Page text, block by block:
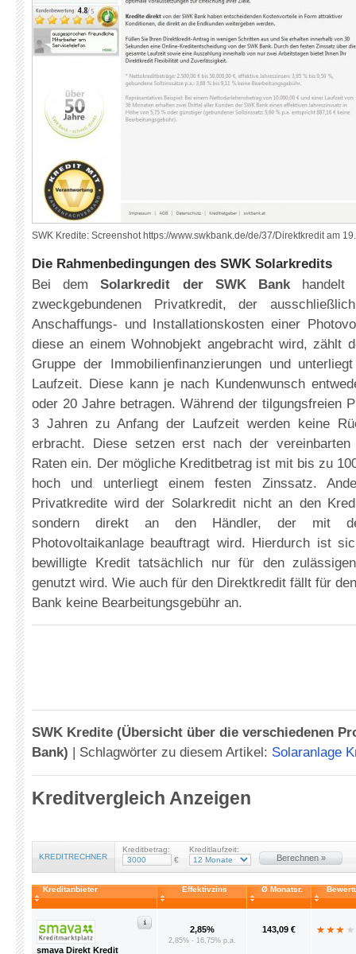
SWK Kredite: Screenshot https://www.swkbank.de/de/37/Direktkredit am
Die Rahmenbedingungen des SWK Solarkredits
Bei demSolarkredit der SWK Bankhandelt
zweckgebundenen Privatkredit, der
Anschaffungs- und Installationskosten einer
diese an einem Wohnobjekt angebracht wird, zählt
Gruppe der Immobilienfinanzierungen und
Laufzeit. Diese kann je nach Kundenwunsch
oder 20 Jahre betragen. Während der tilgungsfreien
3 Jahren zu Anfang der Laufzeit werden keine
erbracht. Diese setzen erst nach der
Raten ein. Der mögliche Kreditbetrag ist mit bis zu
hoch und unterliegt einem festen Zinssatz.
Privatkredite wird der Solarkredit nicht an den
sondern direkt an den Händler, der mit
Photovoltaikanlage beauftragt wird. Hierdurch ist
bewilligte Kredit tatsächlich nur für den
genutzt wird. Wie auch für den Direktkredit fällt für
Bank keine Bearbeitungsgebühr an.
SWK Kredite (Übersicht über die verschiedenen
Bank) | Schlagwörter zu diesem Artikel: Solaranlage
Kreditvergleich Anzeigen
KREDITRECHNER
Kreditbetrag:
€
Kreditlaufzeit:
Berechnen »
Kreditanbieter Effektivzins Ø Monatsr.
smava Direkt Kredit
2,85%
2,85% - 16,75% p.a.
143,09 €